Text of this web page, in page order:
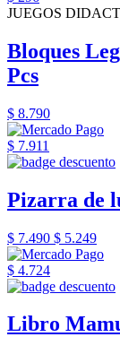
JUEGOS
Bloques
Pcs
$ 8.790
$ 7.911
Pizarra de
$ 7.490 $ 5.249
$ 4.724
Libro